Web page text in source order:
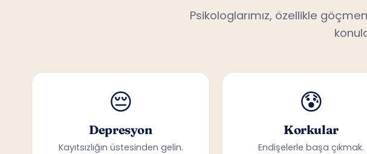
Psikologlarımız, özellikle
😔
Depresyon
Kayıtsızlığın üstesinden gelin.
😰
Korkular
Endişelerle başa çıkmak.